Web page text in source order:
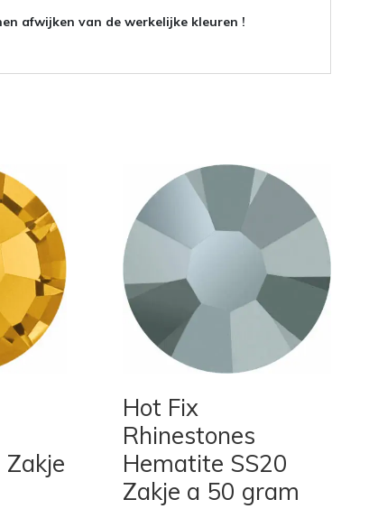
afwijken van de werkelijke kleuren !
Zakje
Hot Fix
Rhinestones
Hematite SS20
Zakje a 50 gram